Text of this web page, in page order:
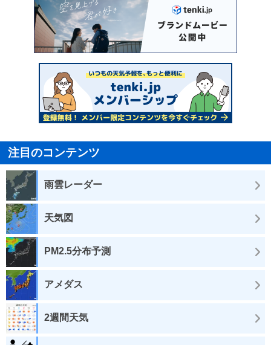
注目のコンテンツ
雨雲レーダー
天気図
PM2.5分布予測
アメダス
2週間天気